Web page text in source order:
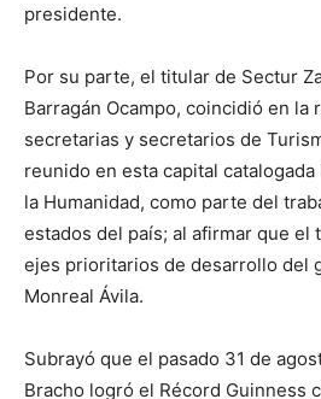
presidente.
Por su parte, el titular de Sectur
Barragán Ocampo, coincidió en la
secretarias y secretarios de
reunido en esta capital
la Humanidad, como parte del
estados del país; al afirmar que el
ejes prioritarios de desarrollo del
Monreal Ávila.
Subrayó que el pasado 31 de
Bracho logró el Récord Guinness